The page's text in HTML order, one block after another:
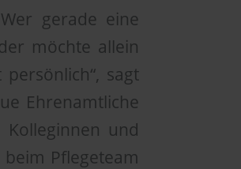
gerade eine
möchte allein
sagt
Ehrenamtliche
und
Pflegeteam